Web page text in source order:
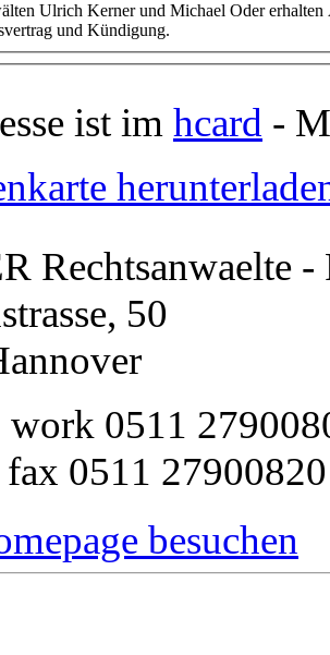
Ulrich Kerner und Michael Oder
und Kündigung.
ist im hcard -
Rechtsanwaelte
50
work 0511
fax 0511 27900820
besuchen